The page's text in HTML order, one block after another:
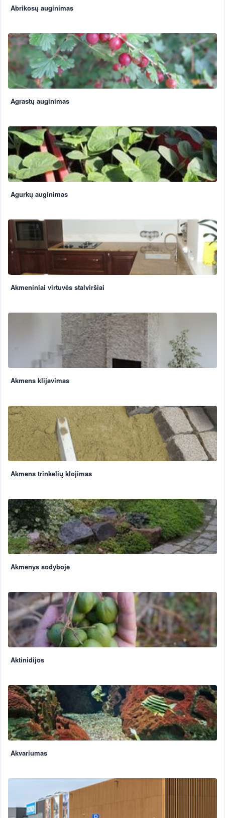
Abrikosų auginimas
Agrastų auginimas
Agurkų auginimas
Akmeniniai virtuvės stalviršiai
Akmens klijavimas
Akmens trinkelių klojimas
Akmenys sodyboje
Aktinidijos
Akvariumas